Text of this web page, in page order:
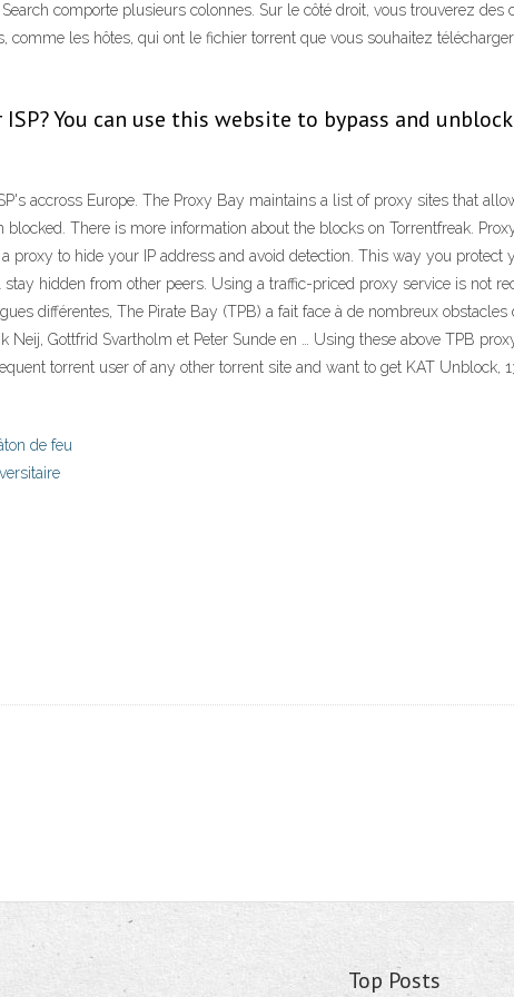
comporte plusieurs colonnes. Sur le côté droit, vous trouverez
comme les hôtes, qui ont le fichier torrent que vous souhaitez
You can use this website to bypass and
accross Europe. The Proxy Bay maintains a list of proxy sites that
There is more information about the blocks on Torrentfreak.
proxy to hide your IP address and avoid detection. This way you
hidden from other peers. Using a traffic-priced proxy service is not
différentes, The Pirate Bay (TPB) a fait face à de nombreux
Neij, Gottfrid Svartholm et Peter Sunde en … Using these above TPB
torrent user of any other torrent site and want to get KAT Unblock,
de feu
Top Posts